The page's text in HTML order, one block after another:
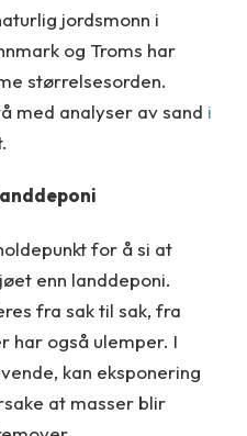
jordsmonn i
og Troms har
størrelsesorden.
med analyser av sand i
for å si at
enn landdeponi.
fra sak til sak, fra
har også ulemper. I
kan eksponering
at masser blir